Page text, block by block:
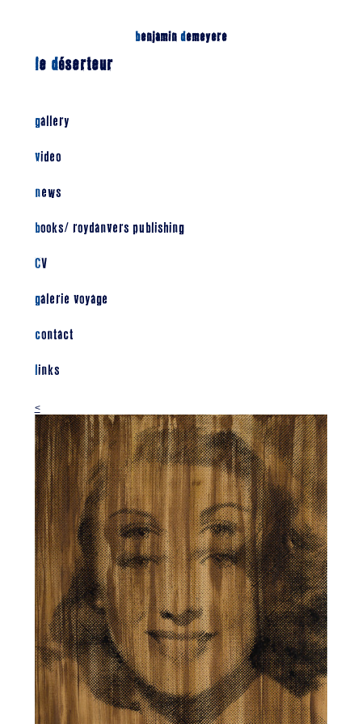
benjamin demeyere
le déserteur
gallery
video
news
books/ roydanvers publishing
CV
galerie voyage
contact
links
<